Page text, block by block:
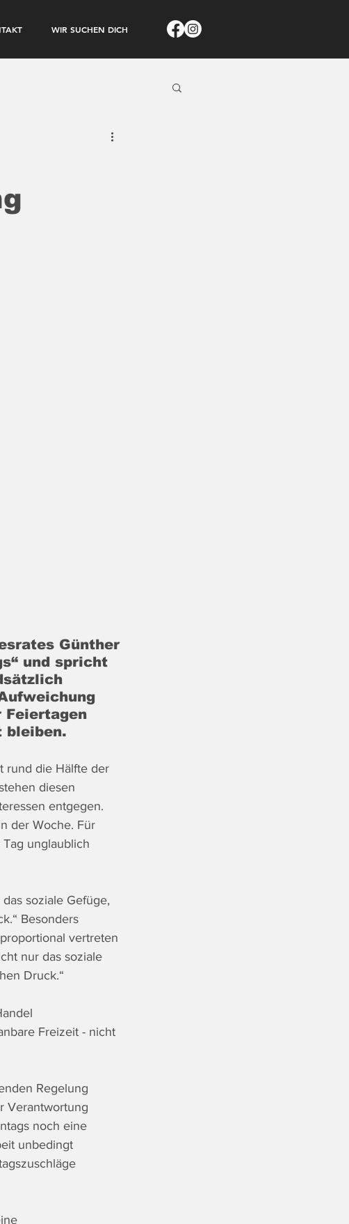
WIR SUCHEN DICH
Günther
und spricht
Feiertagen
bleiben.
rund die Hälfte der
diesen
entgegen.
der Woche. Für
unglaublich
soziale Gefüge,
Besonders
vertreten
nur das soziale
Druck.“
Freizeit - nicht
Regelung
Verantwortung
noch eine
unbedingt